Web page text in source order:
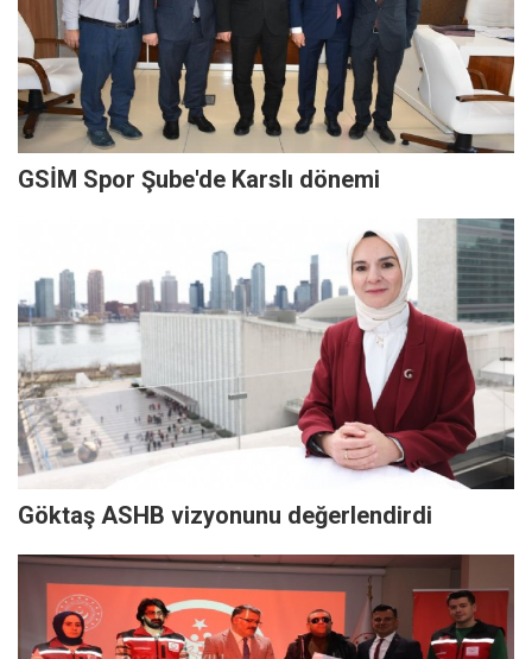
GSİM Spor Şube'de Karslı dönemi
Göktaş ASHB vizyonunu değerlendirdi